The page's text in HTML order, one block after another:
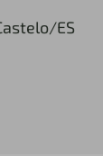
ES